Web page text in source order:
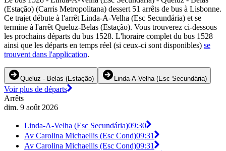
(Estação) (Carris Metropolitana) dessert 51 arrêts de bus à Lisbonne.
Ce trajet débute à l'arrêt Linda-A-Velha (Esc Secundária) et se
termine à l'arrêt Queluz-Belas (Estação). Vous trouverez ci-dessous
les prochains départs du bus 1528. L'horaire complet du bus 1528
ainsi que les départs en temps réel (si ceux-ci sont disponibles) se
trouvent dans l'application.
Queluz - Belas (Estação) Linda-A-Velha (Esc Secundária)
Voir plus de départs
Arrêts
dim. 9 août 2026
Linda-A-Velha (Esc Secundária)09:30
Av Carolina Michaellis (Esc Cond)09:31
Av Carolina Michaellis (Esc Cond)09:31